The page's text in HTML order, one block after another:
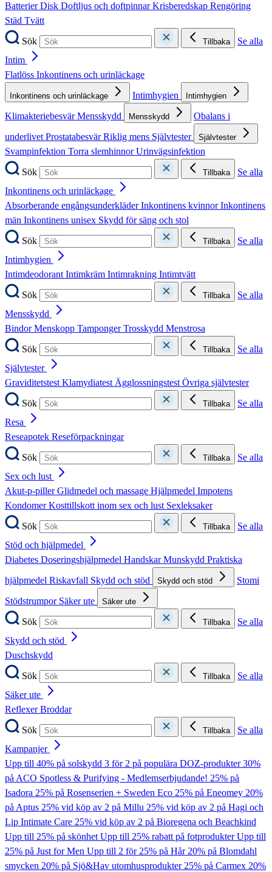
BatterierDisk Doftljus och doftpinnarKrisberedskap Rengöring
Städ Tvätt
Sök
Tillbaka
Se alla
Intim
Flatlöss Inkontinens och urinläckage
Inkontinens och urinläckage Intimhygien Intimhygien
KlimakteriebesvärMensskydd Mensskydd
Obalans i
underlivetProstatabesvärRiklig mens Självtester Självtester
Svampinfektion Torra slemhinnorUrinvägsinfektion
Sök
Tillbaka
Se alla
Inkontinens och urinläckage
Absorberande engångsunderkläderInkontinens kvinnorInkontinens
män Inkontinens unisex Skydd för säng och stol
Sök
Tillbaka
Se alla
Intimhygien
IntimdeodorantIntimkräm Intimrakning Intimtvätt
Sök
Tillbaka
Se alla
Mensskydd
BindorMenskopp TampongerTrosskydd Menstrosa
Sök
Tillbaka
Se alla
Självtester
GraviditetstestKlamydiatestÄgglossningstestÖvriga självtester
Sök
Tillbaka
Se alla
Resa
Reseapotek Reseförpackningar
Sök
Tillbaka
Se alla
Sex och lust
Akut-p-pillerGlidmedel och massage Hjälpmedel Impotens
KondomerKosttillskott inom sex och lust Sexleksaker
Sök
Tillbaka
Se alla
Stöd och hjälpmedel
Diabetes Doseringshjälpmedel HandskarMunskydd Praktiska
hjälpmedel Riskavfall Skydd och stöd Skydd och stöd
Stomi
Stödstrumpor Säker ute Säker ute
Sök Tillbaka
Se alla
Skydd och stöd
Duschskydd
Sök
Tillbaka
Se alla
Säker ute
ReflexerBroddar
Sök
Tillbaka
Se alla
Kampanjer
Upp till 40% på solskydd 3 för 2 på populära DOZ-produkter30%
på ACO Spotless & Purifying - Medlemserbjudande! 25% på
Isadora 25% på Rosenserien + Sweden Eco 25% på Eneomey 20%
på Aptus 25% vid köp av 2 på Millu 25% vid köp av 2 på Hagi och
Lip Intimate Care 25% vid köp av 2 på Bioregena och Beachkind
Upp till 25% på skönhetUpp till 25% rabatt på fotprodukterUpp till
25% på Just for Men Upp till 2 för 25% på Hår20% på Blomdahl
smycken 20% på Sjö&Hav utomhusprodukter25% på Carmex 20%